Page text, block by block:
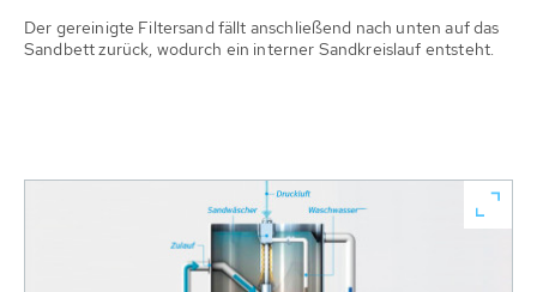
Der gereinigte Filtersand fällt anschließend nach unten auf das
Sandbett zurück, wodurch ein interner Sandkreislauf entsteht.